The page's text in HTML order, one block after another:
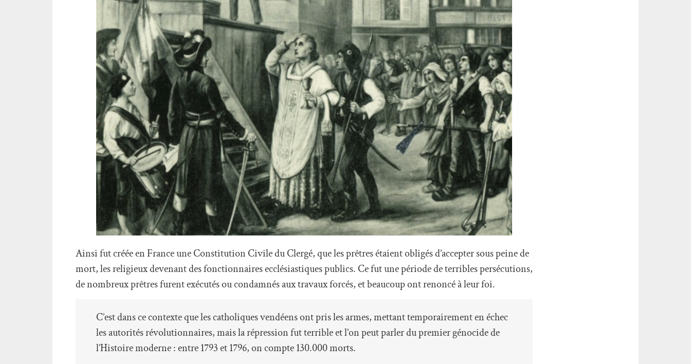
Ainsi fut créée en France une Constitution Civile du Clergé, que les prêtres étaient obligés d’accepter sous peine de
mort, les religieux devenant des fonctionnaires ecclésiastiques publics. Ce fut une période de terribles persécutions,
de nombreux prêtres furent exécutés ou condamnés aux travaux forcés, et beaucoup ont renoncé à leur foi.
C’est dans ce contexte que les catholiques vendéens ont pris les armes, mettant temporairement en échec
les autorités révolutionnaires, mais la répression fut terrible et l’on peut parler du premier génocide de
l’Histoire moderne : entre 1793 et ​​1796, on compte 130.000 morts.